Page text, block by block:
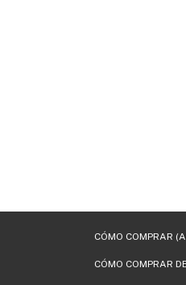
CÓMO COMPRAR
CÓMO COMPRAR